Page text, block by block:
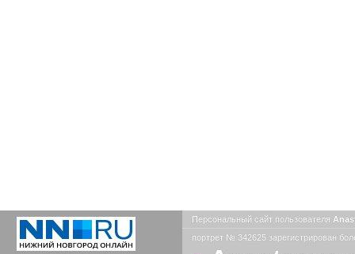
Персональный сайт пользователя
портрет № 342625 зарегистрирован